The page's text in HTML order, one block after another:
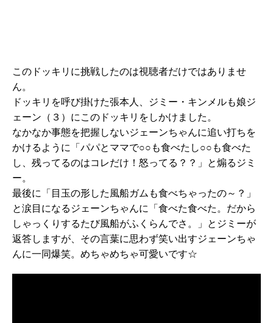
このドッキリに挑戦したのは視聴者だけではありませ
ん。
ドッキリを呼び掛けた張本人、ジミー・キンメルも娘ジ
ェーン（３）にこのドッキリをしかけました。
なかなか事態を把握しないジェーンちゃんに追い打ちを
かけるように「パパとママで○○も食べたし○○も食べた
し、残ってるのはコレだけ！怒ってる？？」と煽るジミ
ー。
最後に「目玉の形した風船ガムも食べちゃったの～？」
と涙目になるジェーンちゃんに「食べた食べた。だから
しゃっくりするたび風船がふくらんでさ。」とジミーが
返答しますが、その言葉に思わず笑い出すジェーンちゃ
んに一同爆笑。めちゃめちゃ可愛いです☆